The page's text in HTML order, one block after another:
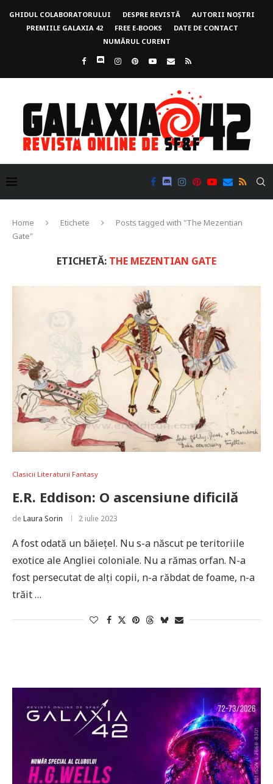
GHIDUL COLABORATORULUI DESPRE REVISTĂ
AUTORII NOȘTRI
PREMIILE GALAXIA 42
FREE E-BOOKS
DATE DE CONTACT
NUMĂRUL CURENT
Home Etichete
Posts tagged with "The Mezentian
Gate"
ETICHETĂ: THE MEZENTIAN GATE
Clasicii Literaturii Fantasy
E.R. Eddison: O ascensiune dificilă
de Laura Sorin 2 iulie 2023
A fost odată un băiețel. Nu s-a născut pe teritoriile
exotice ale Angliei coloniale. Nu a rămas orfan. N-a
fost persecutat de alți copii, n-a răbdat de foame, n-a
trăit …